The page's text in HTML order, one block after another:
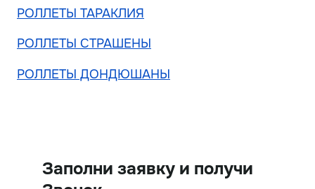
РОЛЛЕТЫ ТАРАКЛИЯ
РОЛЛЕТЫ СТРАШЕНЫ
РОЛЛЕТЫ ДОНДЮШАНЫ
Заполни заявку и получи